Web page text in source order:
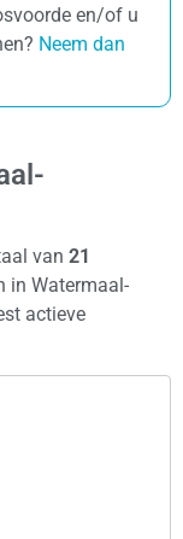
en/of u
Neem dan
van 21
in Watermaal-
actieve